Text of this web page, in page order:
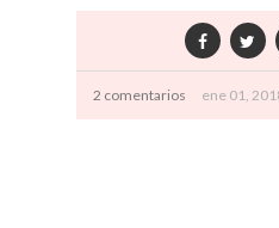
2 comentarios ene 01,